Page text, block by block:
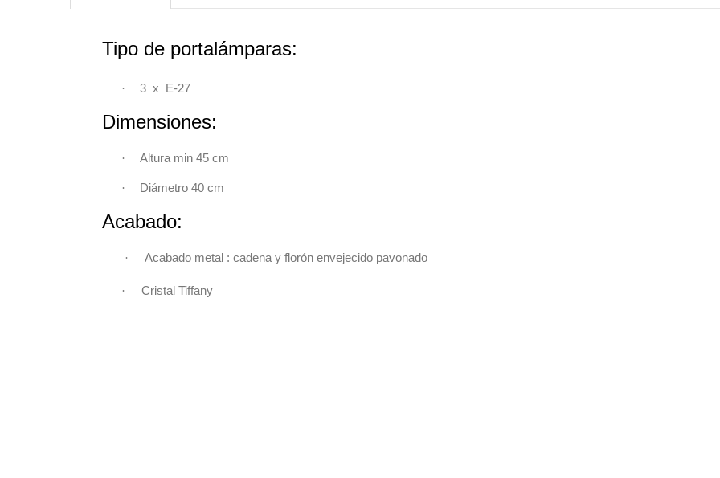
Tipo de portalámparas:
· 3 x E-27
Dimensiones:
· Altura min 45 cm
· Diámetro 40 cm
Acabado:
· Acabado metal : cadena y florón envejecido pavonado
· Cristal Tiffany